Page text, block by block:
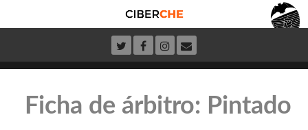
Ficha de árbitro: Pintado